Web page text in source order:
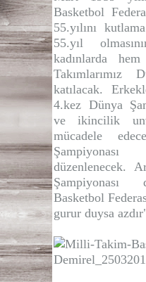
Basketbol
55.yılını
55.yıl
kadınlarda
Takımlarımız
katılacak.
4.kez Dünya
ve ikincilik
mücadele
düzenlenecek.
Şampiyonası
Basketbol
gurur duysa